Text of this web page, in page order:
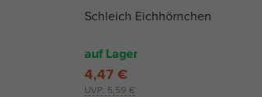
Schleich Eichhörnchen
auf Lager
UVP: 5,59 €
4,47 €